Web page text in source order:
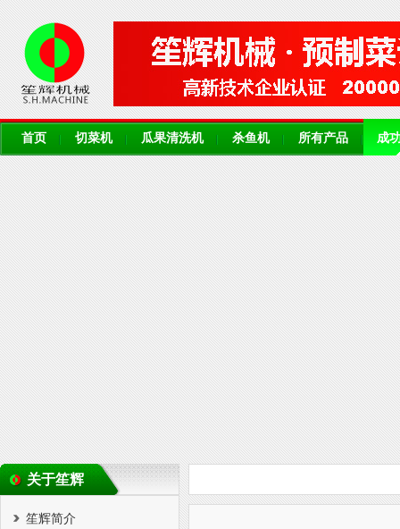
首页 切菜机 瓜果清洗机 杀鱼机 所有产品 成
关于笙辉
笙辉简介